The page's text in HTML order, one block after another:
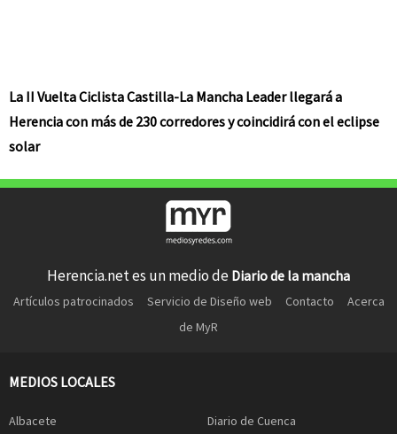
La II Vuelta Ciclista Castilla-La Mancha Leader llegará a
Herencia con más de 230 corredores y coincidirá con el eclipse
solar
Herencia.net es un medio de Diario de la mancha
Artículos patrocinados Servicio de Diseño web Contacto
Acerca
de MyR
MEDIOS LOCALES
Albacete
Diario de Cuenca